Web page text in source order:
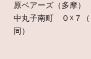
原ベアーズ（多摩）
中丸子南町 ０☓７
同）